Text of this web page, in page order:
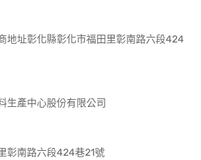
地址彰化縣彰化市福田里彰南路六段424
生產中心股份有限公司
彰南路六段424巷21號